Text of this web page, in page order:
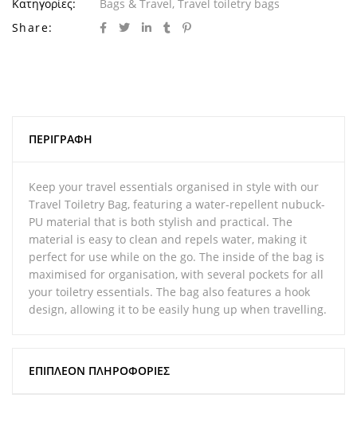
Κατηγορίες:
Bags & Travel, Travel toiletry bags
Share:
ΠΕΡΙΓΡΑΦΉ
Keep your travel essentials organised in style with our
Travel Toiletry Bag, featuring a water-repellent nubuck-
PU material that is both stylish and practical. The
material is easy to clean and repels water, making it
perfect for use while on the go. The inside of the bag is
maximised for organisation, with several pockets for all
your toiletry essentials. The bag also features a hook
design, allowing it to be easily hung up when travelling.
ΕΠΙΠΛΈΟΝ ΠΛΗΡΟΦΟΡΊΕΣ